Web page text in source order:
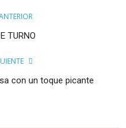
TURNO
con un toque picante